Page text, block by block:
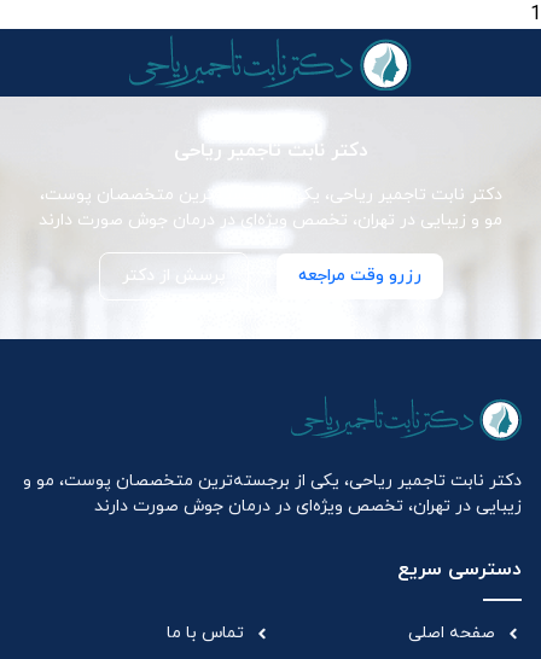
1
دکتر نابت تاجمیر ریاحی
دکتر نابت تاجمیر ریاحی، یکی از برجسته‌ترین متخصصان پوست،
مو و زیبایی در تهران، تخصص ویژه‌ای در درمان جوش صورت دارند
رزرو وقت مراجعه پرسش از دکتر
دکتر نابت تاجمیر ریاحی، یکی از برجسته‌ترین متخصصان پوست، مو و
زیبایی در تهران، تخصص ویژه‌ای در درمان جوش صورت دارند
دسترسی سریع
صفحه اصلی تماس با ما